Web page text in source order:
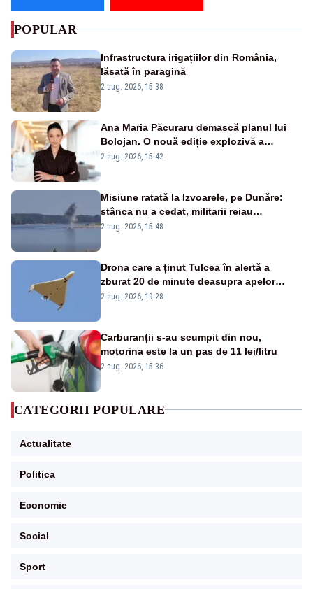
POPULAR
Infrastructura irigațiilor din România,
lăsată în paragină
2 aug. 2026, 15:38
Ana Maria Păcuraru demască planul lui
Bolojan. O nouă ediție explozivă a
emisiunii „Miza Zilei” la Realitatea PLUS
2 aug. 2026, 15:42
Misiune ratată la Izvoarele, pe Dunăre:
stânca nu a cedat, militarii reiau
detonările luni – VIDEO
2 aug. 2026, 15:48
Drona care a ținut Tulcea în alertă a
zburat 20 de minute deasupra apelor
României. Au fost ridicate două F-16
2 aug. 2026, 19:28
Carburanții s-au scumpit din nou,
motorina este la un pas de 11 lei/litru
2 aug. 2026, 15:36
CATEGORII POPULARE
Actualitate
Politica
Economie
Social
Sport